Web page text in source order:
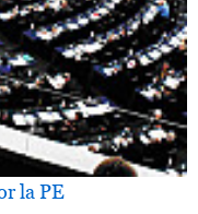
la PE